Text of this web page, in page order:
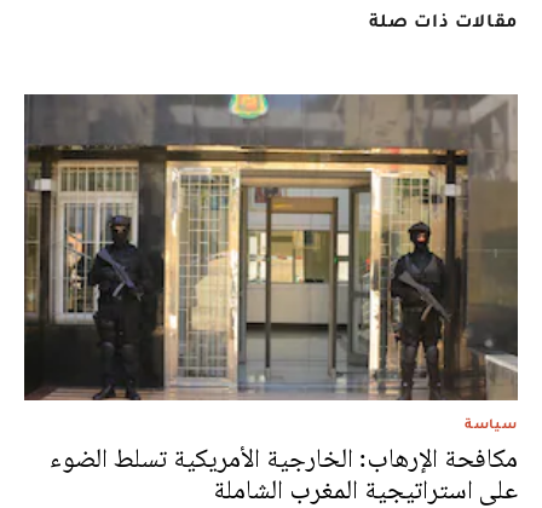
مقالات ذات صلة
سياسة
مكافحة الإرهاب: الخارجية الأمريكية تسلط الضوء
على استراتيجية المغرب الشاملة